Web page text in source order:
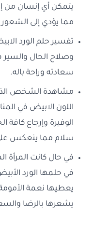
يتمكن أي إنسان من
مما يؤدي إلى الشعور
تفسير حلم الورد
وصلاح الحال والسير
سعادته وراحة باله.
مشاهدة الشخص الذي
اللون الابيض في
الوفيرة وإرجاع
سلام مما ينعكس على
في حال كانت المرأة
في حلمها الورد
يعطيها نعمة
يشعرها بالرضا